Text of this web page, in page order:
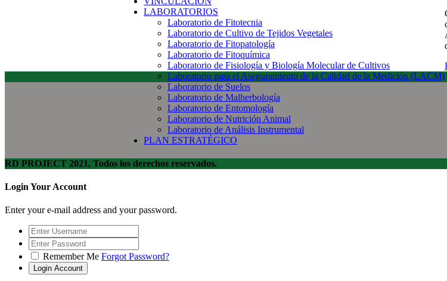
LABORATORIOS
Laboratorio de Fitotecnia
Laboratorio de Cultivo de Tejidos Vegetales
Laboratorio de Fitopatología
Laboratorio de Fitoquímica
Laboratorio de Fisiología y Biología Molecular de Cultivos
Laboratorio para el Aseguramiento de la Calidad de la Medición (LACM)
Laboratorio de Suelos
Laboratorio de Malherbología
Laboratorio de Entomología
Laboratorio de Nutrición Animal
Laboratorio de Análisis Instrumental
PLAN ESTRATÉGICO
RD PROJECT 2021, Todos los derechos reservados.
Login Your Account
Enter your e-mail address and your password.
Remember Me Forgot Password?